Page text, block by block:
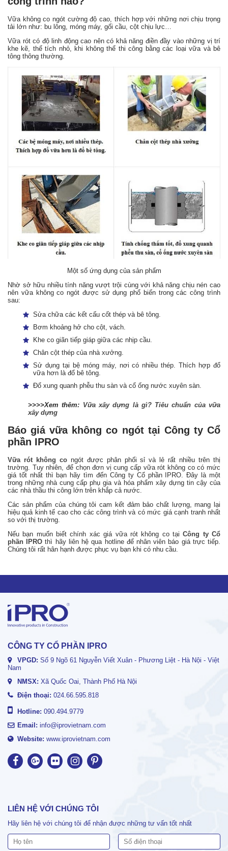
Vữa không co ngót cường độ cao, thích hợp với những nơi chịu trọng
tải lớn như: bu lông, móng máy, gối cầu, cột chịu lực…
Vữa rót có độ linh động cao nên có khả năng điền đầy vào những vị trí
khe kẽ, thể tích nhỏ, khi không thể thi công bằng các loại vữa và bê
tông thông thường.
Một số ứng dụng của sản phẩm
Nhờ sở hữu nhiều tính năng vượt trội cùng với khả năng chịu nén cao
nên vữa không co ngót được sử dụng phổ biến trong các công trình
sau:
Sửa chữa các kết cấu cốt thép và bê tông.
Bơm khoảng hở cho cột, vách.
Khe co giãn tiếp giáp giữa các nhịp cầu.
Chân cột thép của nhà xưởng.
Sử dụng tại bệ móng máy, nơi có nhiều thép. Thích hợp đổ
vữa hơn là đổ bê tông.
Đổ xung quanh phễu thu sàn và cổ ống nước xuyên sàn.
>>>>Xem thêm: Vữa xây dựng là gì? Tiêu chuẩn của vữa
xây dựng
Báo giá vữa không co ngót tại Công ty Cổ
phần IPRO
Vữa rót không congót được phân phối sỉ và lẻ rất nhiều trên thị
trường. Tuy nhiên, để chọn đơn vị cung cấp vữa rót không co có mức
giá tốt nhất thì bạn hãy tìm đến Công ty Cổ phần IPRO. Đây là một
trong những nhà cung cấp phụ gia và hóa phẩm xây dựng tin cậy của
các nhà thầu thi công lớn trên khắp cả nước.
Các sản phẩm của chúng tôi cam kết đảm bảo chất lượng, mang lại
hiệu quả kinh tế cao cho các công trình và có mức giá cạnh tranh nhất
so với thị trường.
Nếu bạn muốn biết chính xác giá vữa rót không co tạiCông ty Cổ
phần IPRO thì hãy liên hệ qua hotline để nhân viên báo giá trực tiếp.
Chúng tôi rất hân hạnh được phục vụ bạn khi có nhu cầu.
CÔNG TY CỔ PHẦN IPRO
VPGD: Số 9 Ngõ 61 Nguyễn Viết Xuân - Phương Liệt - Hà Nội - Việt
Nam
NMSX: Xã Quốc Oai, Thành Phố Hà Nội
Điện thoại: 024.66.595.818
Hotline: 090.494.9779
Email: info@iprovietnam.com
Website: www.iprovietnam.com
LIÊN HỆ VỚI CHÚNG TÔI
Hãy liên hệ với chúng tôi để nhận được những tư vấn tốt nhất